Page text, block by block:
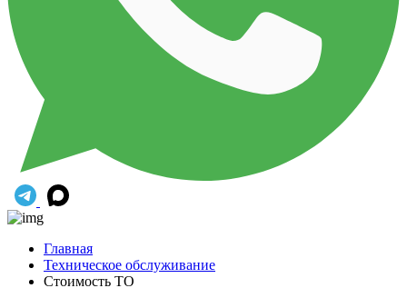
Главная
Техническое обслуживание
Стоимость ТО